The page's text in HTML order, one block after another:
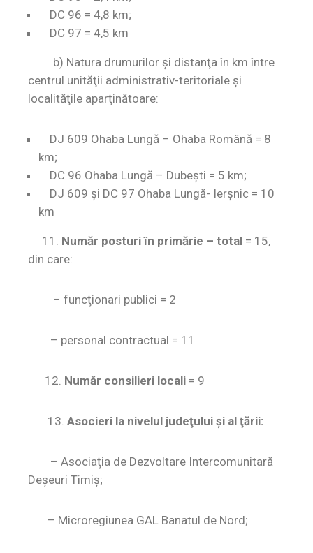
DC 96 = 4,8 km;
DC 97 = 4,5 km
b) Natura drumurilor şi distanţa în km între
centrul unităţii administrativ-teritoriale şi
localităţile aparţinătoare:
DJ 609 Ohaba Lungă – Ohaba Română = 8
km;
DC 96 Ohaba Lungă – Dubeşti = 5 km;
DJ 609 şi DC 97 Ohaba Lungă- Ierşnic = 10
km
11. Număr posturi în primărie – total = 15,
din care:
– funcţionari publici = 2
– personal contractual = 11
12. Număr consilieri locali = 9
13. Asocieri la nivelul judeţului şi al ţării:
– Asociaţia de Dezvoltare Intercomunitară
Deşeuri Timiş;
– Microregiunea GAL Banatul de Nord;